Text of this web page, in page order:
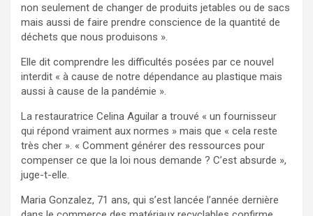
non seulement de changer de produits jetables ou de sacs
mais aussi de faire prendre conscience de la quantité de
déchets que nous produisons ».
Elle dit comprendre les difficultés posées par ce nouvel
interdit « à cause de notre dépendance au plastique mais
aussi à cause de la pandémie ».
La restauratrice Celina Aguilar a trouvé « un fournisseur
qui répond vraiment aux normes » mais que « cela reste
très cher ». « Comment générer des ressources pour
compenser ce que la loi nous demande ? C’est absurde »,
juge-t-elle.
Maria Gonzalez, 71 ans, qui s’est lancée l’année dernière